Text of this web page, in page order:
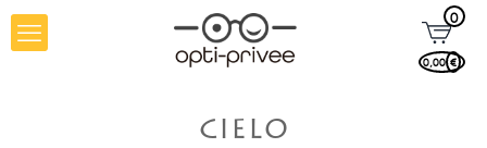
0
0,00 €
CIELO